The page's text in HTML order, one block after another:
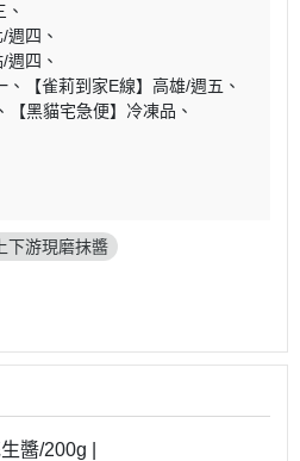
週四
週四
【雀莉到家E線】高雄/週五
【黑貓宅急便】冷凍品
上下游現磨抹醬
醬/200g |